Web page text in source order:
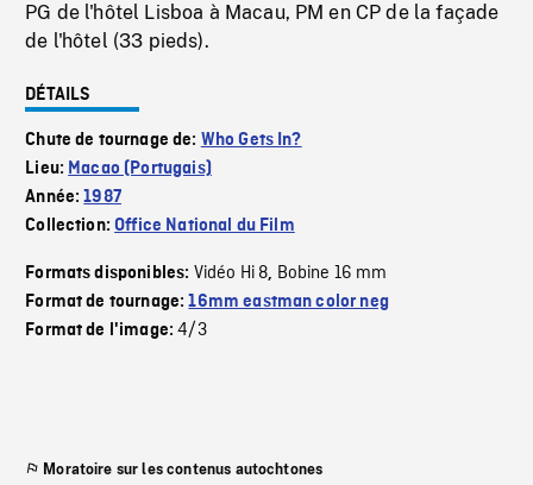
PG de l'hôtel Lisboa à Macau, PM en CP de la façade
de l'hôtel (33 pieds).
DÉTAILS
Chute de tournage de: Who Gets In?
Lieu: Macao (Portugais)
Année:1987
Collection:Office National du Film
Formats disponibles: Vidéo Hi 8, Bobine 16 mm
Format de tournage:16mm eastman color neg
Format de l'image:4/3
Moratoire sur les contenus autochtones